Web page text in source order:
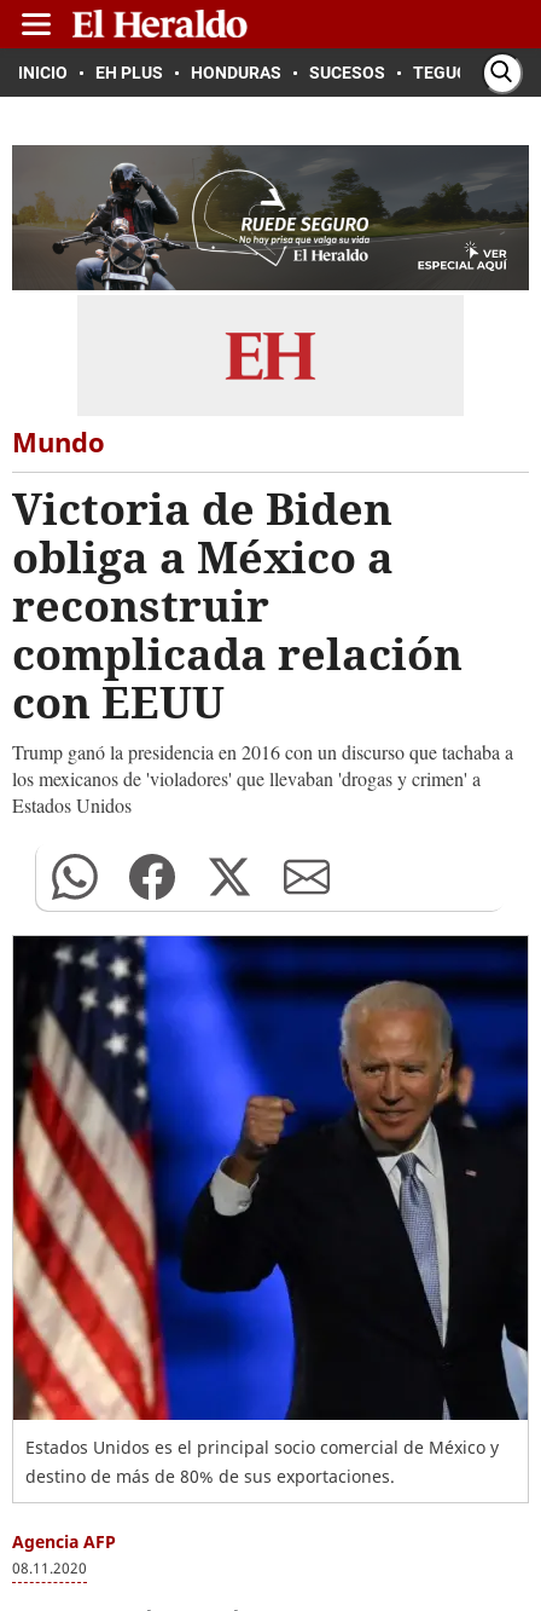
INICIO EH PLUS HONDURAS SUCESOS TEGUCIGALPA
Mundo
Victoria de Biden
obliga a México a
reconstruir
complicada relación
con EEUU
Trump ganó la presidencia en 2016 con un discurso que tachaba a
los mexicanos de 'violadores' que llevaban 'drogas y crimen' a
Estados Unidos
Estados Unidos es el principal socio comercial de México y
destino de más de 80% de sus exportaciones.
Agencia AFP
08.11.2020